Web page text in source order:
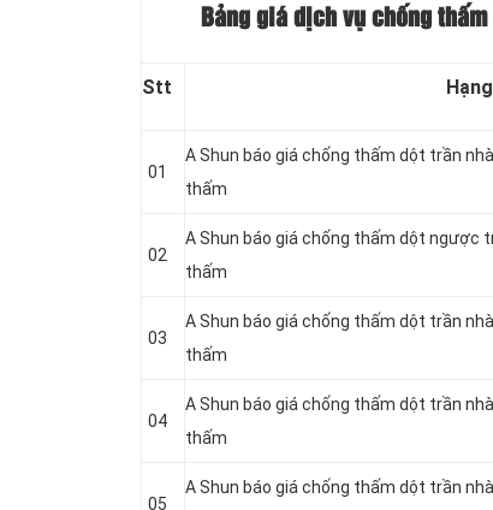
Bảng giá dịch vụ chống
Stt
01
A Shun báo giá chống thấm dột trần
thấm
02
A Shun báo giá chống thấm dột ngược
thấm
03
A Shun báo giá chống thấm dột trần
thấm
04
A Shun báo giá chống thấm dột trần
thấm
05
A Shun báo giá chống thấm dột trần